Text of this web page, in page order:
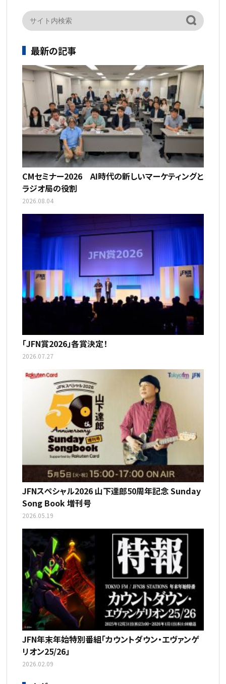
最新の記事
CMセミナー2026 AI時代の新しいマーケティングと
ラジオ局の役割
2026.08.04
「JFN賞2026」各賞決定！
2026.07.27
JFNスペシャル2026 山下達郎50周年記念 Sunday
Song Book 増刊号
2026.05.19
JFN年末年始特別番組「カウントダウン・エヴァンゲ
リオン25/26」
2026.02.09